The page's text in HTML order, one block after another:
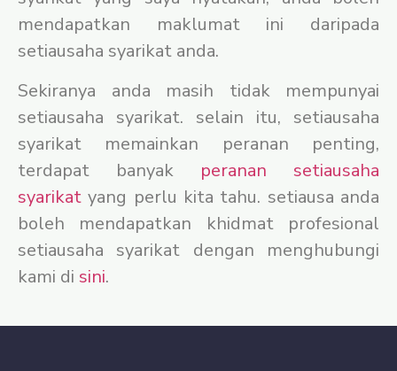
mendapatkan maklumat ini daripada
setiausaha syarikat anda.
Sekiranya anda masih tidak mempunyai
setiausaha syarikat. selain itu, setiausaha
syarikat memainkan peranan penting,
terdapat banyak peranan setiausaha
syarikat yang perlu kita tahu. setiausa anda
boleh mendapatkan khidmat profesional
setiausaha syarikat dengan menghubungi
kami di sini.